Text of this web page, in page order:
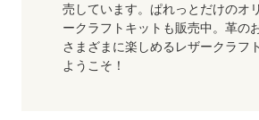
売しています。ぱれっとだけのオ
ークラフトキットも販売中。革の
さまざまに楽しめるレザークラフ
ようこそ！